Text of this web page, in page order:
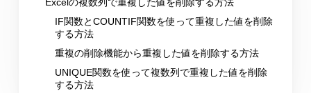
Excelの複数列で重複した値を削除する方法
IF関数とCOUNTIF関数を使って重複した値を削除
する方法
重複の削除機能から重複した値を削除する方法
UNIQUE関数を使って複数列で重複した値を削除
する方法